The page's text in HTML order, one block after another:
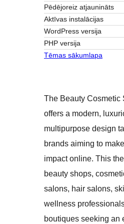
Pēdējoreiz atjaunināts
Aktīvas instalācijas
WordPress versija
PHP versija
Tēmas sākumlapa
The Beauty Cosmetic
offers a modern,
multipurpose design
brands aiming to
impact online. This
beauty shops,
salons, hair salons,
wellness
boutiques seeking an